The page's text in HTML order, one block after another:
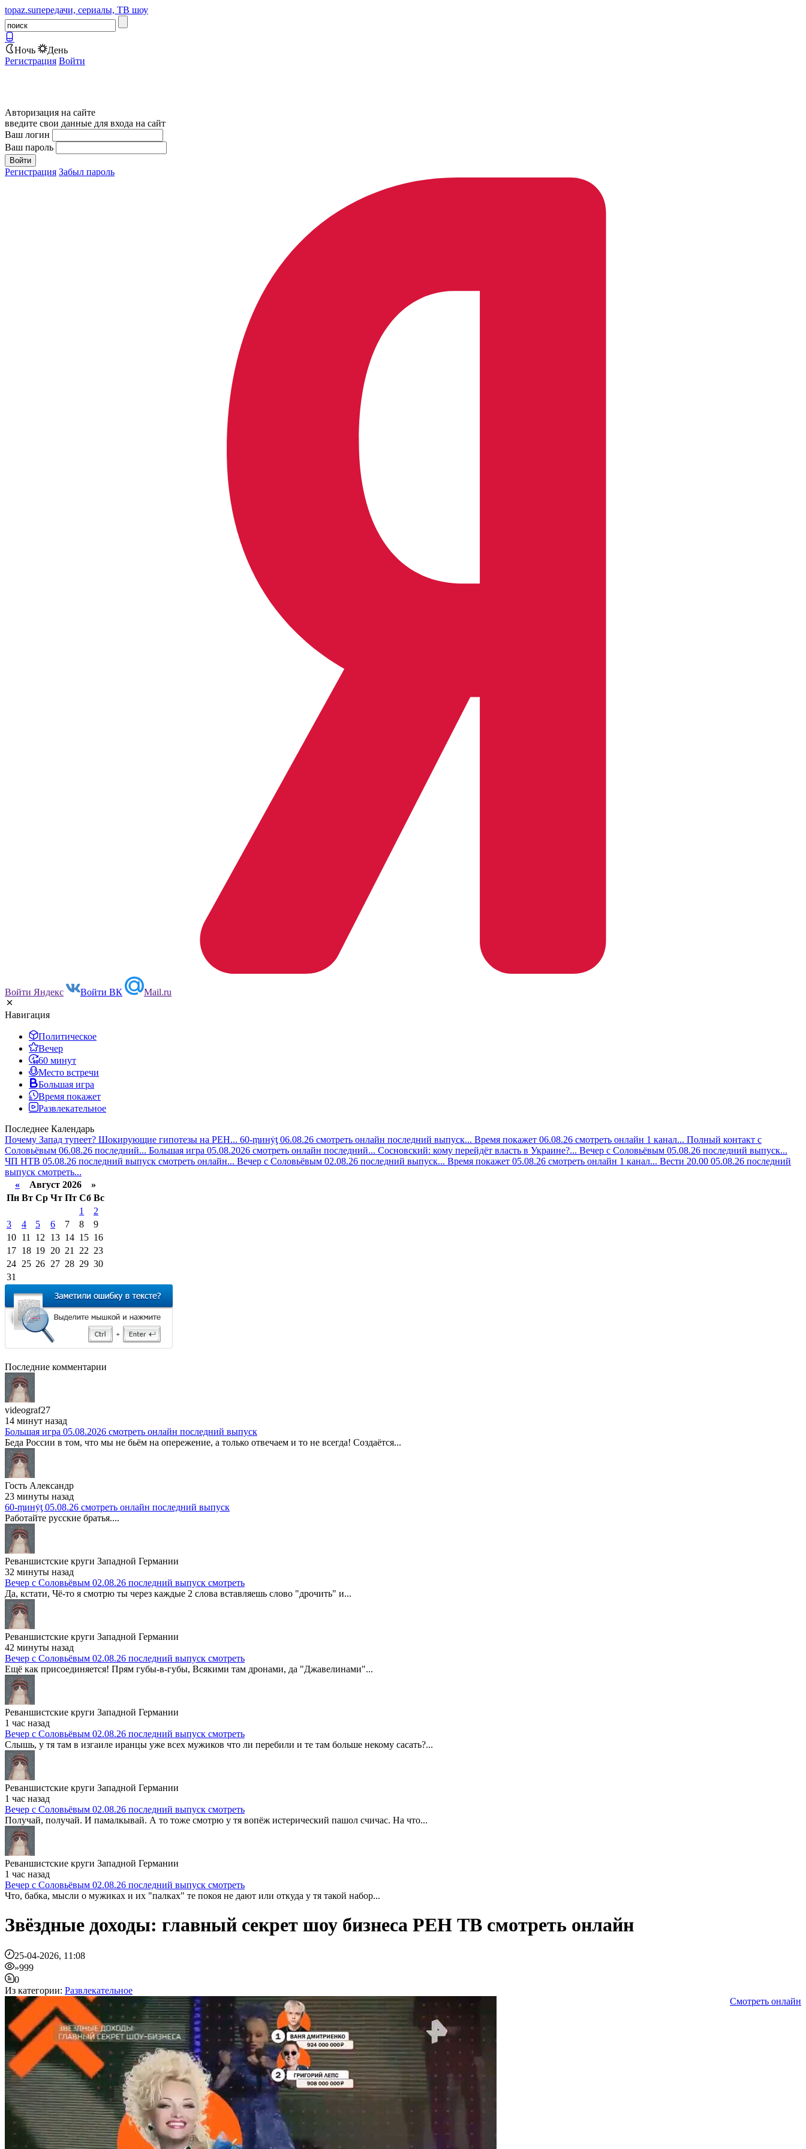
topaz.suпередачи, сериалы, ТВ шоу
Ночь
День
Регистрация Войти
Авторизация на сайте
введите свои данные для входа на сайт
Ваш логин
Ваш пароль
Регистрация Забыл пароль
Войти Яндекс Войти ВК Mail.ru
Навигация
Политическое
Вечер
60 минут
Место встречи
Большая игра
Время покажет
Развлекательное
Последнее Календарь
Почему Запад тупеет? Шокирующие гипотезы на РЕН... 60-ṃинẏƫ 06.08.26 смотреть онлайн последний выпуск... Время покажет 06.08.26 смотреть онлайн 1 канал... Полный контакт с
Соловьёвым 06.08.26 последний... Большая игра 05.08.2026 смотреть онлайн последний... Сосновский: кому перейдёт власть в Украине?... Вечер с Соловьёвым 05.08.26 последний выпуск...
ЧП НТВ 05.08.26 последний выпуск смотреть онлайн... Вечер с Соловьёвым 02.08.26 последний выпуск... Время покажет 05.08.26 смотреть онлайн 1 канал... Вести 20.00 05.08.26 последний
выпуск смотреть...
« Август 2026 »
Пн Вт Ср Чт Пт Сб Вс
1
2
3
4 5 6 7 8
9
10 11 12 13 14 15 16
17 18 19 20 21 22 23
24 25 26 27 28 29 30
31
Последние комментарии
videograf27
14 минут назад
Большая игра 05.08.2026 смотреть онлайн последний выпуск
Беда России в том, что мы не бьём на опережение, а только отвечаем и то не всегда! Создаётся...
Гость Александр
23 минуты назад
60-ṃинẏƫ 05.08.26 смотреть онлайн последний выпуск
Работайте русские братья....
Реваншистские круги Западной Германии
32 минуты назад
Вечер с Соловьёвым 02.08.26 последний выпуск смотреть
Да, кстати, Чё-то я смотрю ты через каждые 2 слова вставляешь слово "дрочить" и...
Реваншистские круги Западной Германии
42 минуты назад
Вечер с Соловьёвым 02.08.26 последний выпуск смотреть
Ещё как присоединяется! Прям губы-в-губы, Всякими там дронами, да "Джавелинами"...
Реваншистские круги Западной Германии
1 час назад
Вечер с Соловьёвым 02.08.26 последний выпуск смотреть
Слышь, у тя там в изгаиле иранцы уже всех мужиков что ли перебили и те там больше некому сасать?...
Реваншистские круги Западной Германии
1 час назад
Вечер с Соловьёвым 02.08.26 последний выпуск смотреть
Получай, получай. И памалкывай. А то тоже смотрю у тя вопёж истерический пашол счичас. На что...
Реваншистские круги Западной Германии
1 час назад
Вечер с Соловьёвым 02.08.26 последний выпуск смотреть
Что, бабка, мысли о мужиках и их "палках" те покоя не дают или откуда у тя такой набор...
Звёздные доходы: главный секрет шоу бизнеса РЕН ТВ смотреть онлайн
25-04-2026, 11:08
»999
0
Из категории: Развлекательное
Смотреть онлайн